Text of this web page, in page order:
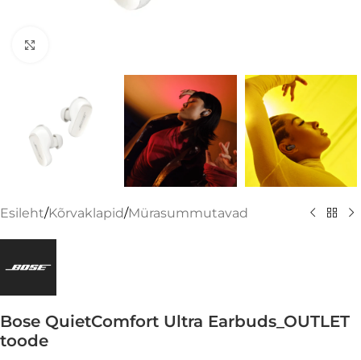
Esileht/Kõrvaklapid/Mürasummutavad
Bose QuietComfort Ultra Earbuds_OUTLET
toode